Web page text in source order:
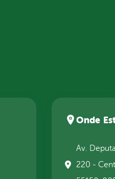
Onde
Av.
220 -